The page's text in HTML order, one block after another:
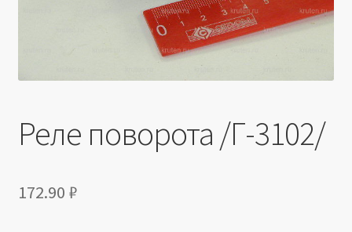
Реле поворота /Г-3102/
172.90 ₽